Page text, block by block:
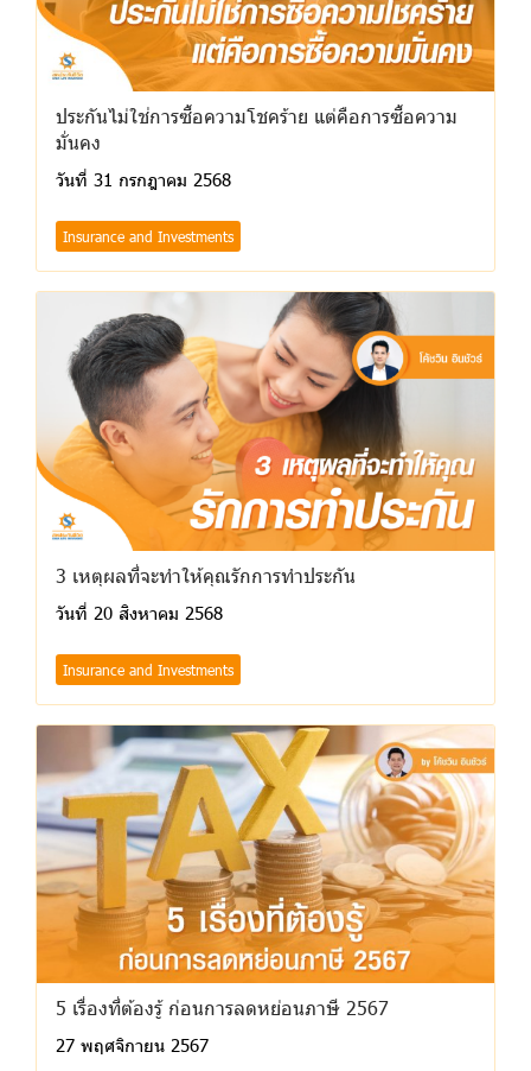
ประกันไม่ใช่การซื้อความโชคร้าย แต่คือการซื้อความ
มั่นคง
วันที่ 31 กรกฎาคม 2568
Insurance and Investments
3 เหตุผลที่จะทำให้คุณรักการทำประกัน
วันที่ 20 สิงหาคม 2568
Insurance and Investments
5 เรื่องที่ต้องรู้ ก่อนการลดหย่อนภาษี 2567
27 พฤศจิกายน 2567